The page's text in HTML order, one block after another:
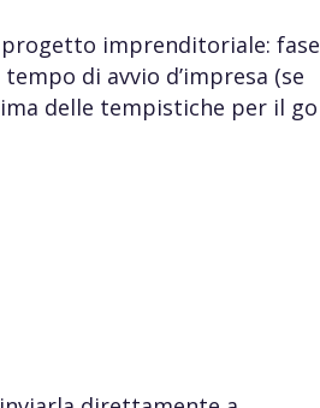
imprenditoriale: fase
di avvio d’impresa (se
delle tempistiche per il go